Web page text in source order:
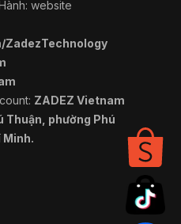
website
ZadezTechnology
ZADEZ Vietnam
Thuận, phường Phú
Minh.